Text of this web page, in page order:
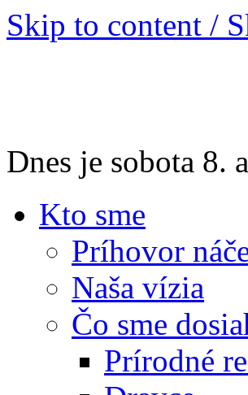
Skip to content /
Dnes je sobota 8.
Kto sme
Príhovor
Naša vízia
Čo sme
Prírodné